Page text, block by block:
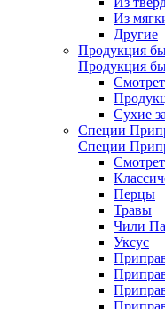
Из
Другие
Продукция
Продукция
Сухие
Специи
Специи
Перцы
Травы
Чили
Уксус